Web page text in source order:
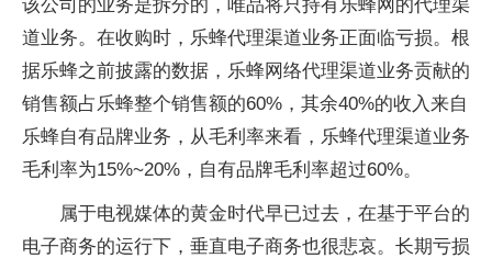
该公司的业务是拆分的，唯品将只持有乐蜂网的代理渠
道业务。在收购时，乐蜂代理渠道业务正面临亏损。根
据乐蜂之前披露的数据，乐蜂网络代理渠道业务贡献的
销售额占乐蜂整个销售额的60%，其余40%的收入来自
乐蜂自有品牌业务，从毛利率来看，乐蜂代理渠道业务
毛利率为15%~20%，自有品牌毛利率超过60%。
属于电视媒体的黄金时代早已过去，在基于平台的
电子商务的运行下，垂直电子商务也很悲哀。长期亏损